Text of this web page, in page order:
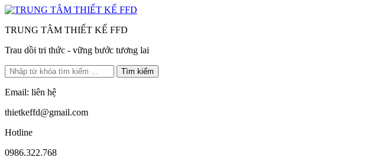
TRUNG TÂM THIẾT KẾ FFD
Trau dồi tri thức - vững bước tương lai
Tìm kiếm
Email: liên hệ
thietkeffd@gmail.com
Hotline
0986.322.768